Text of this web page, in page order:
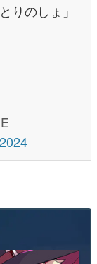
りのしょ」